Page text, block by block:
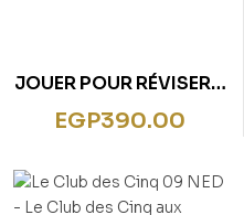
JOUER POUR RÉVISER –
DE LA PETITE À LA
MOYENNE SECTION 3-
VACANCES 2020
EGP390.00